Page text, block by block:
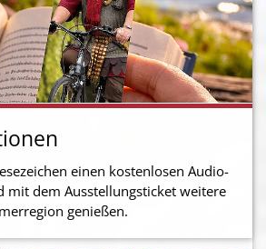
einen kostenlosen Audio-
mit dem Ausstellungsticket weitere
genießen.